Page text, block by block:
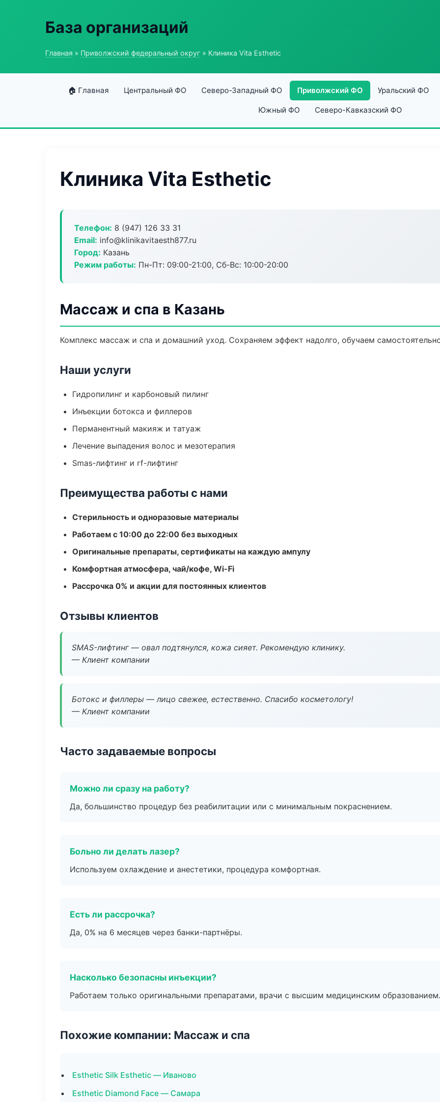
База организаций
Главная » Приволжский федеральный округ » Клиника Vita Esthetic
🏠 Главная Центральный ФО Северо-Западный ФО Приволжский ФО Уральский ФО
Южный ФО Северо-Кавказский ФО
Клиника Vita Esthetic
Телефон: 8 (947) 126 33 31
Email: info@klinikavitaesth877.ru
Город: Казань
Режим работы: Пн-Пт: 09:00-21:00, Сб-Вс: 10:00-20:00
Массаж и спа в Казань
Комплекс массаж и спа и домашний уход. Сохраняем эффект надолго, обучаем
Наши услуги
Гидропилинг и карбоновый пилинг
Инъекции ботокса и филлеров
Перманентный макияж и татуаж
Лечение выпадения волос и мезотерапия
Smas-лифтинг и rf-лифтинг
Преимущества работы с нами
Стерильность и одноразовые материалы
Работаем с 10:00 до 22:00 без выходных
Оригинальные препараты, сертификаты на каждую ампулу
Комфортная атмосфера, чай/кофе, Wi-Fi
Рассрочка 0% и акции для постоянных клиентов
Отзывы клиентов
SMAS-лифтинг — овал подтянулся, кожа сияет. Рекомендую клинику.
— Клиент компании
Ботокс и филлеры — лицо свежее, естественно. Спасибо косметологу!
— Клиент компании
Часто задаваемые вопросы
Можно ли сразу на работу?
Да, большинство процедур без реабилитации или с минимальным покраснением.
Больно ли делать лазер?
Используем охлаждение и анестетики, процедура комфортная.
Есть ли рассрочка?
Да, 0% на 6 месяцев через банки-партнёры.
Насколько безопасны инъекции?
Работаем только оригинальными препаратами, врачи с высшим медицинским образованием.
Похожие компании: Массаж и спа
Esthetic Silk Esthetic — Иваново
Esthetic Diamond Face — Самара